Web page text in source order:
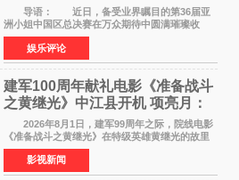
导语： 近日，备受业界瞩目的第36届亚
洲小姐中国区总决赛在万众期待中圆满璀璨收
官。整场盛典汇聚万千芳华，不仅完成了新一届
美丽代言人的加冕选拔，更在行业发展层面带来
颠覆性突破。活动
娱乐评论
建军100周年献礼电影《准备战斗
之黄继光》中江县开机 项亮月：
以光影为笔，书写英雄赞歌
2026年8月1日，建军99周年之际，院线电影
《准备战斗之黄继光》在特级英雄黄继光的故里
——四川省德阳市中江县黄继光出生地正式开
机。本片出品人、总制片人项亮月主持开机仪
式，&zwnj;特级英雄
影视新闻